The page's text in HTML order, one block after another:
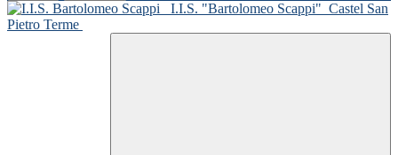
I.I.S. "Bartolomeo Scappi" Castel San
Pietro Terme